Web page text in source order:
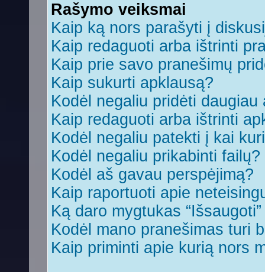
Rašymo veiksmai
Kaip ką nors parašyti į
Kaip redaguoti arba ištrinti
Kaip prie savo pranešimų
Kaip sukurti apklausą?
Kodėl negaliu pridėti
Kaip redaguoti arba ištrinti
Kodėl negaliu patekti į kai
Kodėl negaliu prikabinti failų?
Kodėl aš gavau perspėjimą?
Kaip raportuoti apie
Ką daro mygtukas
Kodėl mano pranešimas turi
Kaip priminti apie kurią nors